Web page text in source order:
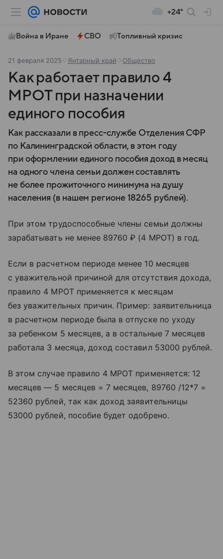
+24°
Война в Иране СВО Топливный кризис
21 февраля 2025 Янтарный край Общество
Как работает правило 4
МРОТ при назначении
единого пособия
Как рассказали в пресс-службе Отделения СФР
по Калининградской области, в этом году
при оформлении единого пособия доход в месяц
на одного члена семьи должен составлять
не более прожиточного минимума на душу
населения (в нашем регионе 18265 рублей).
При этом трудоспособные члены семьи должны
зарабатывать не менее 89760 ₽ (4 МРОТ) в год.
Если в расчетном периоде менее 10 месяцев
с уважительной причиной для отсутствия дохода,
правило 4 МРОТ применяется к месяцам
без уважительных причин. Пример: заявительница
в расчетном периоде была в отпуске по уходу
за ребенком 5 месяцев, а в остальные 7 месяцев
работала 3 месяца, доход составил 53000 рублей.
В этом случае правило 4 МРОТ применяется: 12
месяцев — 5 месяцев = 7 месяцев, 89760 /12*7 =
52360 рублей, так как доход заявительницы
53000 рублей, пособие будет одобрено.